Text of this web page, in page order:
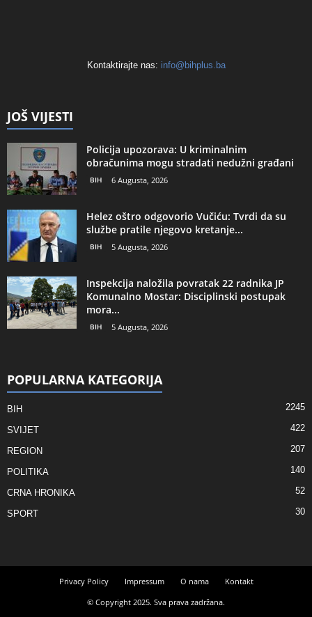
Kontaktirajte nas: info@bihplus.ba
JOŠ VIJESTI
Policija upozorava: U kriminalnim
obračunima mogu stradati nedužni građani
BIH 6 Augusta, 2026
Helez oštro odgovorio Vučiću: Tvrdi da su
službe pratile njegovo kretanje...
BIH 5 Augusta, 2026
Inspekcija naložila povratak 22 radnika JP
Komunalno Mostar: Disciplinski postupak
mora...
BIH 5 Augusta, 2026
POPULARNA KATEGORIJA
BIH 2245
SVIJET 422
REGION 207
POLITIKA 140
CRNA HRONIKA 52
SPORT 30
Privacy Policy Impressum O nama
Kontakt
© Copyright 2025. Sva prava zadržana.